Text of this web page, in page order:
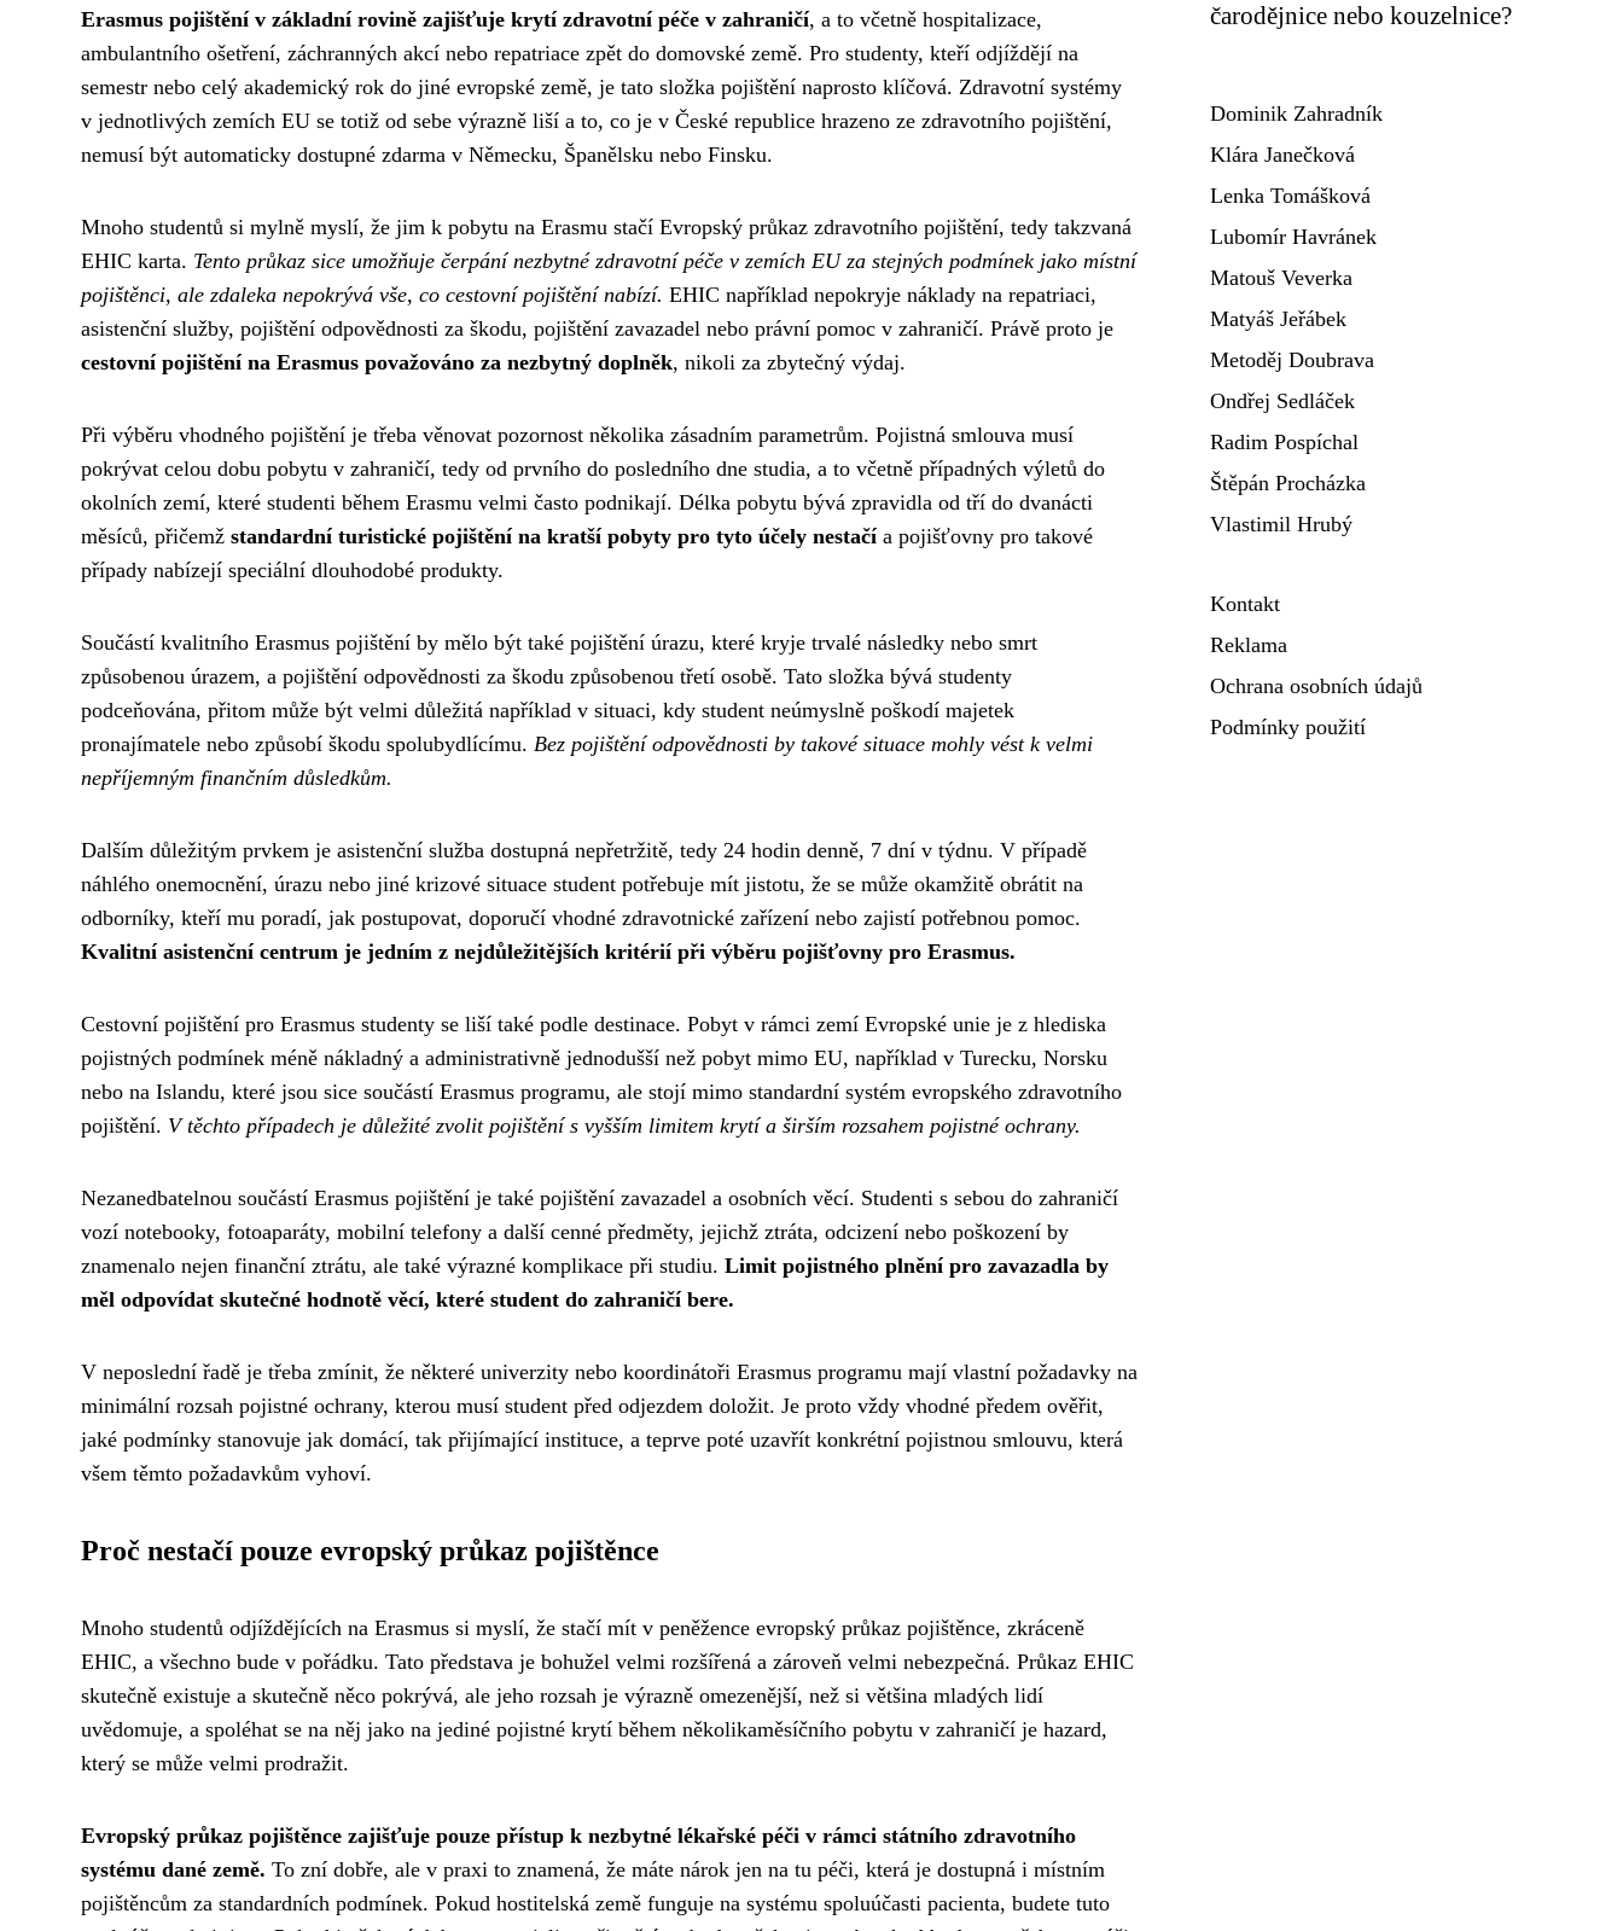
Erasmus pojištění v základní rovině zajišťuje krytí zdravotní péče v zahraničí, a to včetně hospitalizace,
ambulantního ošetření, záchranných akcí nebo repatriace zpět do domovské země. Pro studenty, kteří odjíždějí na
semestr nebo celý akademický rok do jiné evropské země, je tato složka pojištění naprosto klíčová. Zdravotní systémy
v jednotlivých zemích EU se totiž od sebe výrazně liší a to, co je v České republice hrazeno ze zdravotního pojištění,
nemusí být automaticky dostupné zdarma v Německu, Španělsku nebo Finsku.
Mnoho studentů si mylně myslí, že jim k pobytu na Erasmu stačí Evropský průkaz zdravotního pojištění, tedy takzvaná
EHIC karta. Tento průkaz sice umožňuje čerpání nezbytné zdravotní péče v zemích EU za stejných podmínek jako místní
pojištěnci, ale zdaleka nepokrývá vše, co cestovní pojištění nabízí. EHIC například nepokryje náklady na repatriaci,
asistenční služby, pojištění odpovědnosti za škodu, pojištění zavazadel nebo právní pomoc v zahraničí. Právě proto je
cestovní pojištění na Erasmus považováno za nezbytný doplněk, nikoli za zbytečný výdaj.
Při výběru vhodného pojištění je třeba věnovat pozornost několika zásadním parametrům. Pojistná smlouva musí
pokrývat celou dobu pobytu v zahraničí, tedy od prvního do posledního dne studia, a to včetně případných výletů do
okolních zemí, které studenti během Erasmu velmi často podnikají. Délka pobytu bývá zpravidla od tří do dvanácti
měsíců, přičemž standardní turistické pojištění na kratší pobyty pro tyto účely nestačía pojišťovny pro takové
případy nabízejí speciální dlouhodobé produkty.
Součástí kvalitního Erasmus pojištění by mělo být také pojištění úrazu, které kryje trvalé následky nebo smrt
způsobenou úrazem, a pojištění odpovědnosti za škodu způsobenou třetí osobě. Tato složka bývá studenty
podceňována, přitom může být velmi důležitá například v situaci, kdy student neúmyslně poškodí majetek
pronajímatele nebo způsobí škodu spolubydlícímu. Bez pojištění odpovědnosti by takové situace mohly vést k velmi
nepříjemným finančním důsledkům.
Dalším důležitým prvkem je asistenční služba dostupná nepřetržitě, tedy 24 hodin denně, 7 dní v týdnu. V případě
náhlého onemocnění, úrazu nebo jiné krizové situace student potřebuje mít jistotu, že se může okamžitě obrátit na
odborníky, kteří mu poradí, jak postupovat, doporučí vhodné zdravotnické zařízení nebo zajistí potřebnou pomoc.
Kvalitní asistenční centrum je jedním z nejdůležitějších kritérií při výběru pojišťovny pro Erasmus.
Cestovní pojištění pro Erasmus studenty se liší také podle destinace. Pobyt v rámci zemí Evropské unie je z hlediska
pojistných podmínek méně nákladný a administrativně jednodušší než pobyt mimo EU, například v Turecku, Norsku
nebo na Islandu, které jsou sice součástí Erasmus programu, ale stojí mimo standardní systém evropského zdravotního
pojištění. V těchto případech je důležité zvolit pojištění s vyšším limitem krytí a širším rozsahem pojistné ochrany.
Nezanedbatelnou součástí Erasmus pojištění je také pojištění zavazadel a osobních věcí. Studenti s sebou do zahraničí
vozí notebooky, fotoaparáty, mobilní telefony a další cenné předměty, jejichž ztráta, odcizení nebo poškození by
znamenalo nejen finanční ztrátu, ale také výrazné komplikace při studiu. Limit pojistného plnění pro zavazadla by
měl odpovídat skutečné hodnotě věcí, které student do zahraničí bere.
V neposlední řadě je třeba zmínit, že některé univerzity nebo koordinátoři Erasmus programu mají vlastní požadavky na
minimální rozsah pojistné ochrany, kterou musí student před odjezdem doložit. Je proto vždy vhodné předem ověřit,
jaké podmínky stanovuje jak domácí, tak přijímající instituce, a teprve poté uzavřít konkrétní pojistnou smlouvu, která
všem těmto požadavkům vyhoví.
Proč nestačí pouze evropský průkaz pojištěnce
Mnoho studentů odjíždějících na Erasmus si myslí, že stačí mít v peněžence evropský průkaz pojištěnce, zkráceně
EHIC, a všechno bude v pořádku. Tato představa je bohužel velmi rozšířená a zároveň velmi nebezpečná. Průkaz EHIC
skutečně existuje a skutečně něco pokrývá, ale jeho rozsah je výrazně omezenější, než si většina mladých lidí
uvědomuje, a spoléhat se na něj jako na jediné pojistné krytí během několikaměsíčního pobytu v zahraničí je hazard,
který se může velmi prodražit.
Evropský průkaz pojištěnce zajišťuje pouze přístup k nezbytné lékařské péči v rámci státního zdravotního
systému dané země. To zní dobře, ale v praxi to znamená, že máte nárok jen na tu péči, která je dostupná i místním
pojištěncům za standardních podmínek. Pokud hostitelská země funguje na systému spoluúčasti pacienta, budete tuto
čarodějnice nebo kouzelnice?
Dominik Zahradník
Klára Janečková
Lenka Tomášková
Lubomír Havránek
Matouš Veverka
Matyáš Jeřábek
Metoděj Doubrava
Ondřej Sedláček
Radim Pospíchal
Štěpán Procházka
Vlastimil Hrubý
Kontakt
Reklama
Ochrana osobních údajů
Podmínky použití